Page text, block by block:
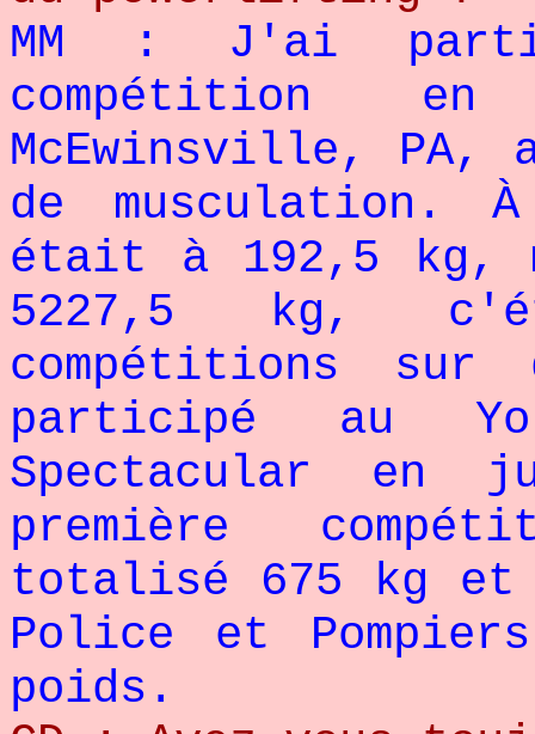
MM : J'ai
compétition
McEwinsville, PA,
de musculation.
était à 192,5 kg,
5227,5 kg,
compétitions sur
participé au
Spectacular en
première
totalisé 675 kg
Police et
poids.